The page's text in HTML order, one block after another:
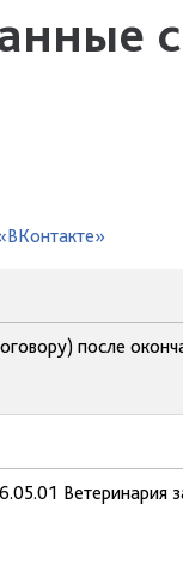
после
Ветеринария